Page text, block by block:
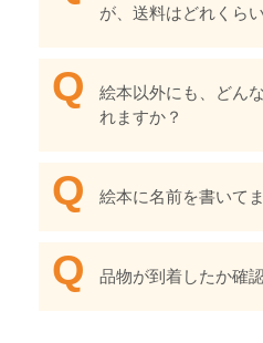
が、送料はどれくら
絵本以外にも、どん
れますか？
絵本に名前を書いて
品物が到着したか確